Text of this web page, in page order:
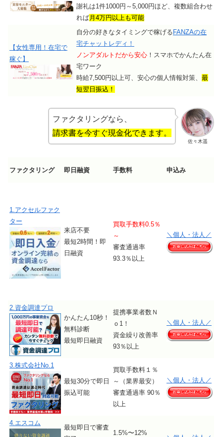
謝礼は1件1000円～5,000円ほど、複数組合わせ
れば月4万円以上も可能
【女性専用！在宅で
稼ぐ】
自分の好きなタイミングで稼げる FANZAの在
宅チャットレディ！
ノンアダルトだから安心 ！スマホでかんたん在
宅ワーク
時給7,500円以上可、安心の個人情報対策、 最
短翌日振込！
佐々木遥
ファクタリングなら、
請求書を今すぐ現金化できます。
ファクタリング 即日融資 手数料 申込み
1.アクセルファク
ター
来店不要
最短2時間！即
日融資
買取手数料0.5％
～
審査通過率
93.3％以上
＼個人・法人／
2.資金調達プロ
かんたん10秒！
無料診断
最短即日融資
提携事業者数Ｎ
ｏ1！
資金繰り改善率
93％以上
＼個人・法人／
3.株式会社No.1
最短30分で即日
振込可能
買取手数料１％
～（業界最安）
審査通過率 90％
以上
＼個人・法人／
4.エスコム
最短即日で審査
1.5%〜12%